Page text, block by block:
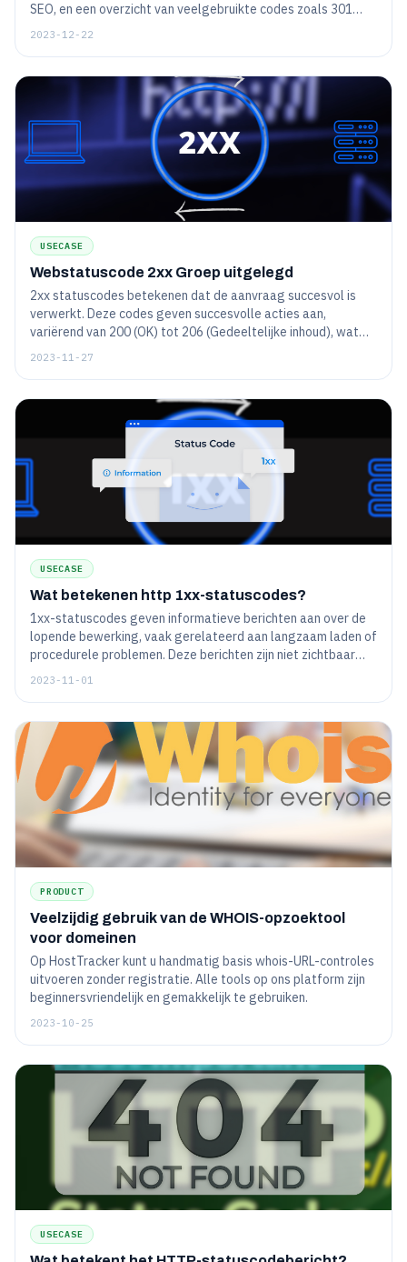
SEO, en een overzicht van veelgebruikte codes zoals 301
(permanente omleiding) en 302 (tijdelijke omleiding).
2023-12-22
USECASE
Webstatuscode 2xx Groep uitgelegd
2xx statuscodes betekenen dat de aanvraag succesvol is
verwerkt. Deze codes geven succesvolle acties aan,
variërend van 200 (OK) tot 206 (Gedeeltelijke inhoud), wat
een effectieve communicatie tussen client en server
2023-11-27
USECASE
Wat betekenen http 1xx-statuscodes?
1xx-statuscodes geven informatieve berichten aan over de
lopende bewerking, vaak gerelateerd aan langzaam laden of
procedurele problemen. Deze berichten zijn niet zichtbaar
voor de eindgebruiker en duiden niet op kritische fouten.
2023-11-01
PRODUCT
Veelzijdig gebruik van de WHOIS-opzoektool
voor domeinen
Op HostTracker kunt u handmatig basis whois-URL-controles
uitvoeren zonder registratie. Alle tools op ons platform zijn
beginnersvriendelijk en gemakkelijk te gebruiken.
2023-10-25
USECASE